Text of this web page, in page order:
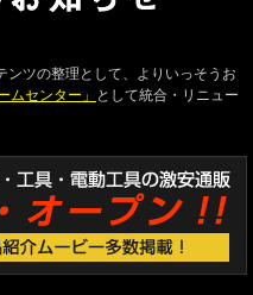
ンツの整理として、よりいっそうお
センター」
として統合・リニュー